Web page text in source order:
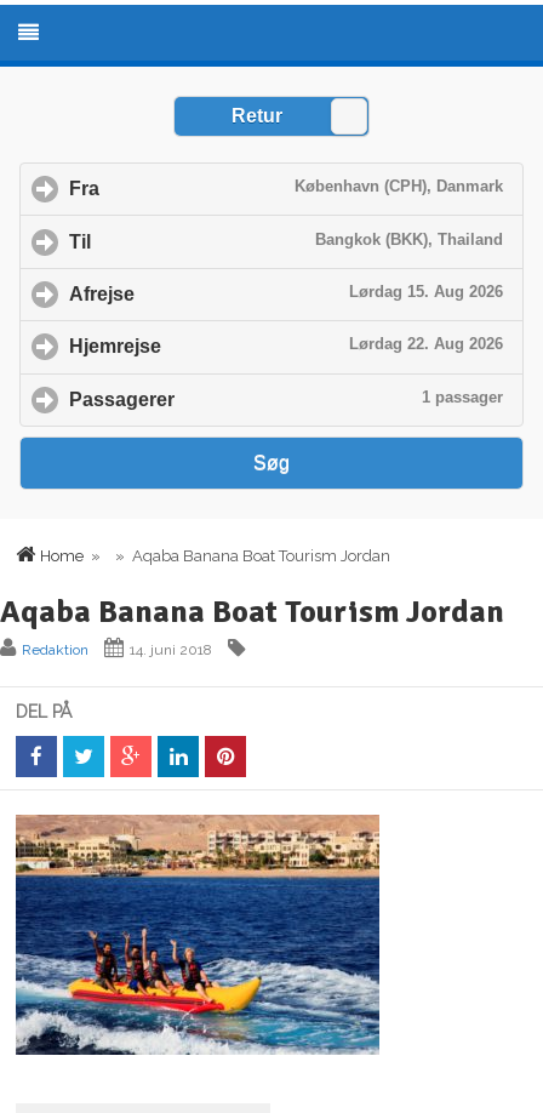
Home » » Aqaba Banana Boat Tourism Jordan
Aqaba Banana Boat Tourism Jordan
Redaktion 14. juni 2018
DEL PÅ